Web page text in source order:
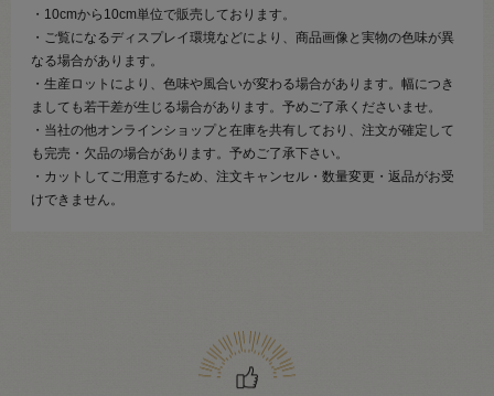
・10cmから10cm単位で販売しております。
・ご覧になるディスプレイ環境などにより、商品画像と実物の色味が異
なる場合があります。
・生産ロットにより、色味や風合いが変わる場合があります。幅につき
ましても若干差が生じる場合があります。予めご了承くださいませ。
・当社の他オンラインショップと在庫を共有しており、注文が確定して
も完売・欠品の場合があります。予めご了承下さい。
・カットしてご用意するため、注文キャンセル・数量変更・返品がお受
けできません。